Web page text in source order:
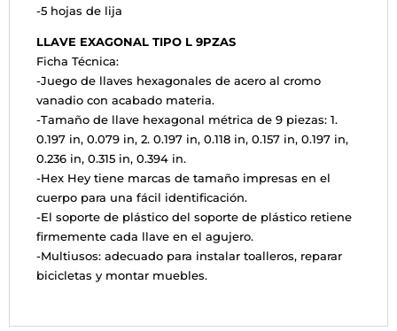
-5 hojas de lija
LLAVE EXAGONAL TIPO L 9PZAS
Ficha Técnica:
-Juego de llaves hexagonales de acero al cromo
vanadio con acabado materia.
-Tamaño de llave hexagonal métrica de 9 piezas: 1.
0.197 in, 0.079 in, 2. 0.197 in, 0.118 in, 0.157 in, 0.197 in,
0.236 in, 0.315 in, 0.394 in.
-Hex Hey tiene marcas de tamaño impresas en el
cuerpo para una fácil identificación.
-El soporte de plástico del soporte de plástico retiene
firmemente cada llave en el agujero.
-Multiusos: adecuado para instalar toalleros, reparar
bicicletas y montar muebles.